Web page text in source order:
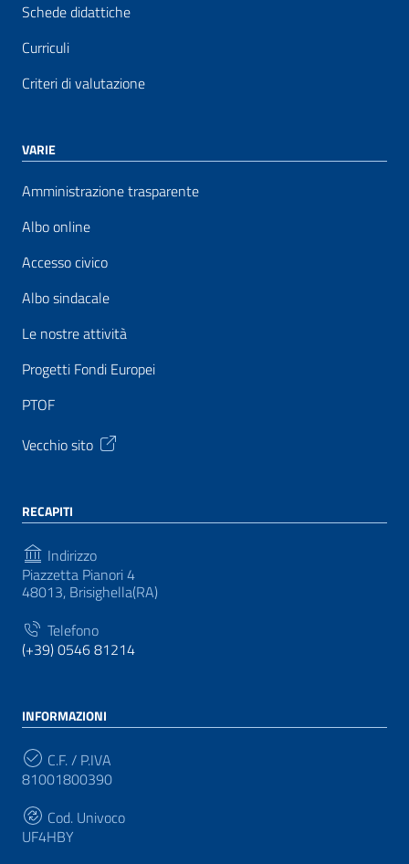
Schede didattiche
Curriculi
Criteri di valutazione
VARIE
Amministrazione trasparente
Albo online
Accesso civico
Albo sindacale
Le nostre attività
Progetti Fondi Europei
PTOF
Vecchio sito
RECAPITI
Indirizzo
Piazzetta Pianori 4
48013, Brisighella(RA)
Telefono
(+39) 0546 81214
INFORMAZIONI
C.F. / P.IVA
81001800390
Cod. Univoco
UF4HBY